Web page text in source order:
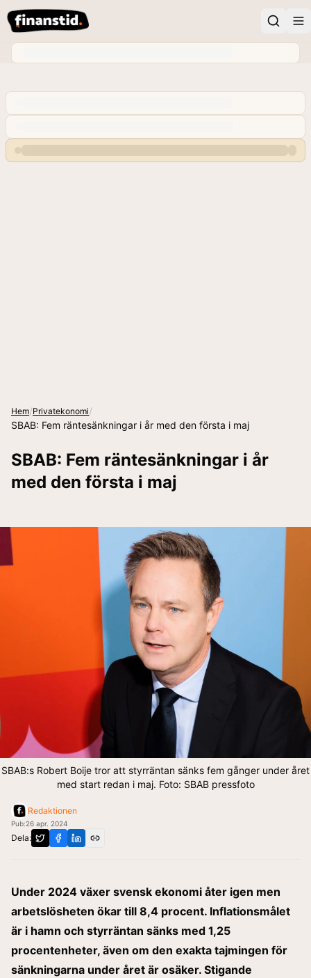
Hem/Privatekonomi/
SBAB: Fem räntesänkningar i år med den första i maj
SBAB: Fem räntesänkningar i år
med den första i maj
SBAB:s Robert Boije tror att styrräntan sänks fem gånger under året
med start redan i maj. Foto: SBAB pressfoto
Redaktionen
Pub:26 apr. 2024
Dela:
Under 2024 växer svensk ekonomi åter igen men
arbetslösheten ökar till 8,4 procent. Inflationsmålet
är i hamn och styrräntan sänks med 1,25
procentenheter, även om den exakta tajmingen för
sänkningarna under året är osäker. Stigande